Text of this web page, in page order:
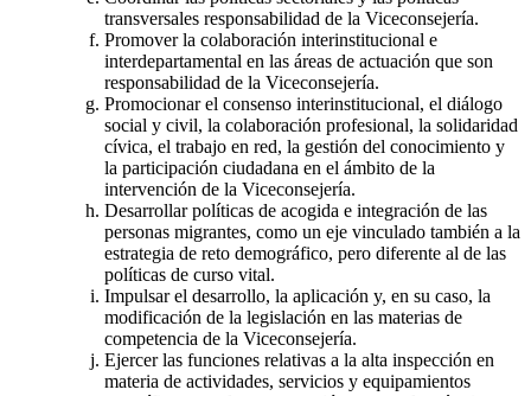
transversales responsabilidad de la Viceconsejería.
Promover la colaboración interinstitucional e
interdepartamental en las áreas de actuación que son
responsabilidad de la Viceconsejería.
Promocionar el consenso interinstitucional, el diálogo
social y civil, la colaboración profesional, la solidaridad
cívica, el trabajo en red, la gestión del conocimiento y
la participación ciudadana en el ámbito de la
intervención de la Viceconsejería.
Desarrollar políticas de acogida e integración de las
personas migrantes, como un eje vinculado también a la
estrategia de reto demográfico, pero diferente al de las
políticas de curso vital.
Impulsar el desarrollo, la aplicación y, en su caso, la
modificación de la legislación en las materias de
competencia de la Viceconsejería.
Ejercer las funciones relativas a la alta inspección en
materia de actividades, servicios y equipamientos